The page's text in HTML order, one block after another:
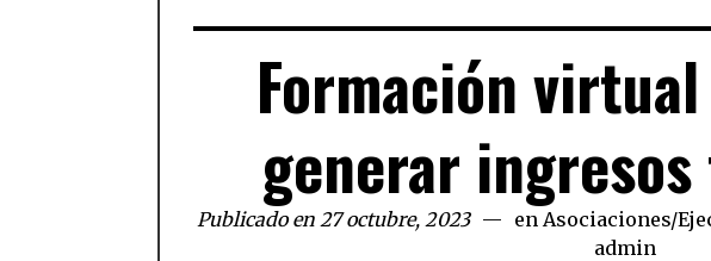
Formación
generar
Publicado en 27 octubre, 2023 en Asociaciones/
admin